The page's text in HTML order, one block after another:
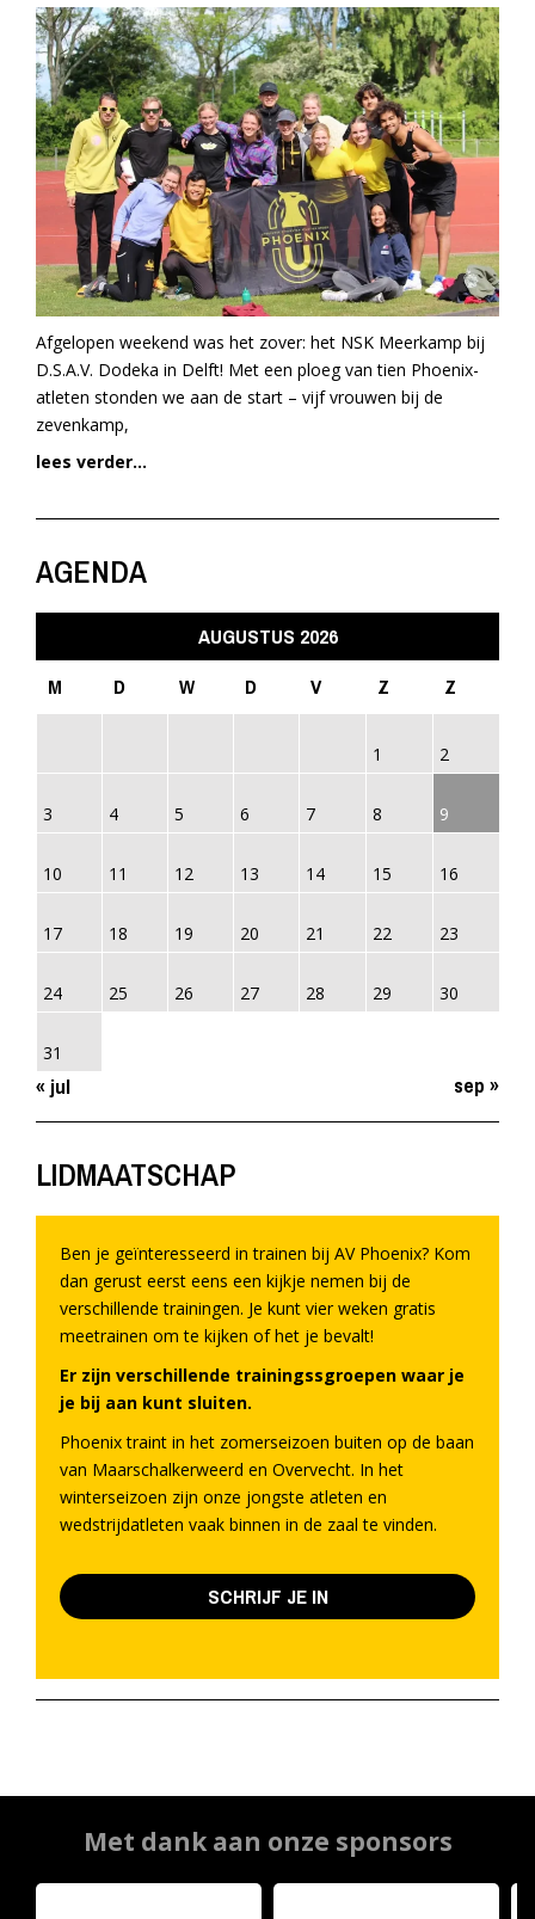
Afgelopen weekend was het zover: het NSK Meerkamp bij
D.S.A.V. Dodeka in Delft! Met een ploeg van tien Phoenix-
atleten stonden we aan de start – vijf vrouwen bij de
zevenkamp,
lees verder...
AGENDA
AUGUSTUS 2026
M
D W D V Z Z
1 2
3 4 5 6 7 8 9
10 11 12 13 14 15 16
17 18 19 20 21 22 23
24 25 26 27 28 29 30
31
« jul sep »
LIDMAATSCHAP
Ben je geïnteresseerd in trainen bij AV Phoenix? Kom
dan gerust eerst eens een kijkje nemen bij de
verschillende trainingen. Je kunt vier weken gratis
meetrainen om te kijken of het je bevalt!
Er zijn verschillende trainingssgroepen waar je
je bij aan kunt sluiten.
Phoenix traint in het zomerseizoen buiten op de baan
van Maarschalkerweerd en Overvecht. In het
winterseizoen zijn onze jongste atleten en
wedstrijdatleten vaak binnen in de zaal te vinden.
SCHRIJF JE IN
Met dank aan onze sponsors